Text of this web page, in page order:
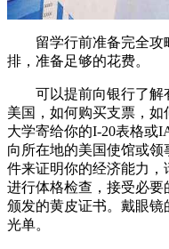
留学行前准备完全攻
排，准备足够的花费。
可以提前向银行了解
美国，如何购买支票，
大学寄给你的I-20表格或
向所在地的美国使馆或
件来证明你的经济能力，
进行体格检查，接受必
颁发的黄皮证书。戴眼
光单。